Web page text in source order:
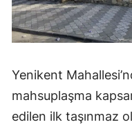
Yenikent
mahsuplaşma
edilen ilk taşınmaz